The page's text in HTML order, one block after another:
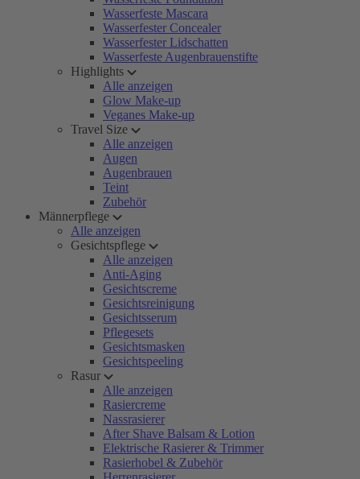
Wasserfeste Mascara
Wasserfester Concealer
Wasserfester Lidschatten
Wasserfeste Augenbrauenstifte
Highlights
Alle anzeigen
Glow Make-up
Veganes Make-up
Travel Size
Alle anzeigen
Augen
Augenbrauen
Teint
Zubehör
Männerpflege
Alle anzeigen
Gesichtspflege
Alle anzeigen
Anti-Aging
Gesichtscreme
Gesichtsreinigung
Gesichtsserum
Pflegesets
Gesichtsmasken
Gesichtspeeling
Rasur
Alle anzeigen
Rasiercreme
Nassrasierer
After Shave Balsam & Lotion
Elektrische Rasierer & Trimmer
Rasierhobel & Zubehör